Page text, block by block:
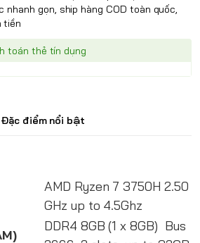
gọn, ship hàng COD toàn quốc,
tiền
toán thẻ tín dụng
Đặc điểm nổi bật
AMD Ryzen 7 3750H 2.50
GHz up to 4.5Ghz
DDR4 8GB (1 x 8GB) Bus